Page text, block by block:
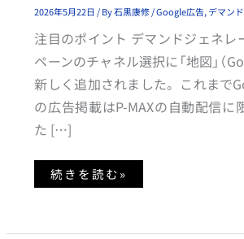
2026年5月22日/ By石黒康修/Google広告,デマン
注目のポイント デマンドジェネレ
ペーンのチャネル選択に「地図」（
新しく追加されました。これまで
の広告掲載はP-MAXの自動配信に
た […]
ジ
ネ
レ
ー
シ
ョ
ン
広
告
の
「地
チ
ャ
ネ
場
続きを読む»